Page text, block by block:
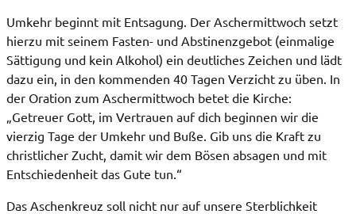
Umkehr beginnt mit Entsagung. Der Aschermittwoch setzt
hierzu mit seinem Fasten- und Abstinenzgebot (einmalige
Sättigung und kein Alkohol) ein deutliches Zeichen und lädt
dazu ein, in den kommenden 40 Tagen Verzicht zu üben. In
der Oration zum Aschermittwoch betet die Kirche:
„Getreuer Gott, im Vertrauen auf dich beginnen wir die
vierzig Tage der Umkehr und Buße. Gib uns die Kraft zu
christlicher Zucht, damit wir dem Bösen absagen und mit
Entschiedenheit das Gute tun.“
Das Aschenkreuz soll nicht nur auf unsere Sterblichkeit